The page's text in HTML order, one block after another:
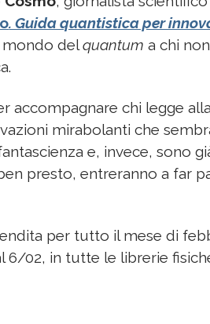
o. Guida quantistica per
mondo delquantum a chi
accompagnare chi legge
mirabolanti che
e, invece, sono
presto, entreranno a far
per tutto il mese di
6/02, in tutte le librerie